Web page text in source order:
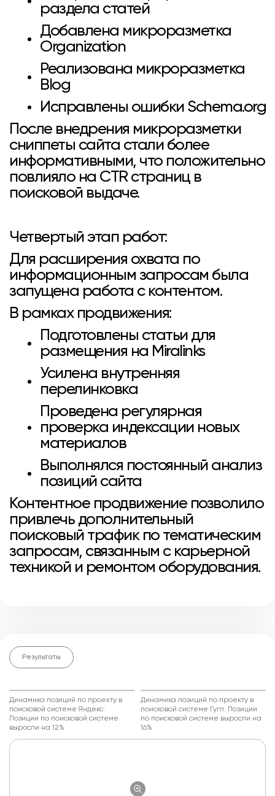
раздела статей
Добавлена микроразметка
Organization
Реализована микроразметка
Blog
Исправлены ошибки Schema.org
После внедрения микроразметки
сниппеты сайта стали более
информативными, что положительно
повлияло на CTR страниц в
поисковой выдаче.
Четвертый этап работ:
Для расширения охвата по
информационным запросам была
запущена работа с контентом.
В рамках продвижения:
Подготовлены статьи для
размещения на Miralinks
Усилена внутренняя
перелинковка
Проведена регулярная
проверка индексации новых
материалов
Выполнялся постоянный анализ
позиций сайта
Контентное продвижение позволило
привлечь дополнительный
поисковый трафик по тематическим
запросам, связанным с карьерной
техникой и ремонтом оборудования.
Результаты
Динамика позиций по проекту в
поисковой системе Яндекс:
Позиции по поисковой системе
выросли на 12%
Динамика позиций по проекту в
поисковой системе Гугл: Позиции
по поисковой системе выросли на
16%